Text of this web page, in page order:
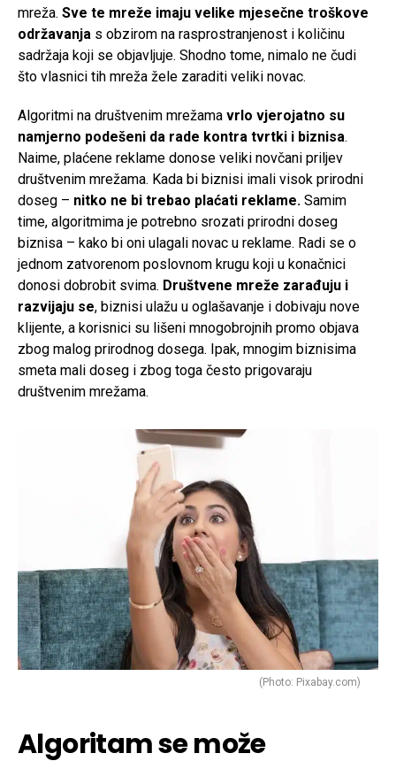
mreža. Sve te mreže imaju velike mjesečne troškove
održavanja s obzirom na rasprostranjenost i količinu
sadržaja koji se objavljuje. Shodno tome, nimalo ne čudi
što vlasnici tih mreža žele zaraditi veliki novac.
Algoritmi na društvenim mrežama vrlo vjerojatno su
namjerno podešeni da rade kontra tvrtki i biznisa.
Naime, plaćene reklame donose veliki novčani priljev
društvenim mrežama. Kada bi biznisi imali visok prirodni
doseg – nitko ne bi trebao plaćati reklame. Samim
time, algoritmima je potrebno srozati prirodni doseg
biznisa – kako bi oni ulagali novac u reklame. Radi se o
jednom zatvorenom poslovnom krugu koji u konačnici
donosi dobrobit svima. Društvene mreže zarađuju i
razvijaju se, biznisi ulažu u oglašavanje i dobivaju nove
klijente, a korisnici su lišeni mnogobrojnih promo objava
zbog malog prirodnog dosega. Ipak, mnogim biznisima
smeta mali doseg i zbog toga često prigovaraju
društvenim mrežama.
(Photo: Pixabay.com)
Algoritam se može